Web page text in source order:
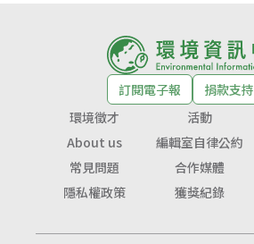
訂閱電子報
捐款支持
環境徵才
活動
About us
編輯室自律公約
常見問題
合作媒體
隱私權政策
獲獎紀錄